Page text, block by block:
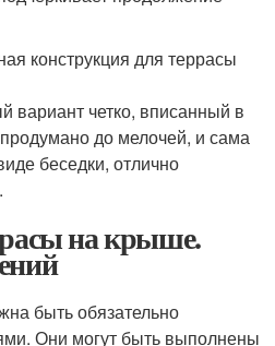
конструкция для террасы
вариант четко, вписанный в
до мелочей, и сама
беседки, отлично
на крыше.
быть обязательно
Они могут быть выполнены